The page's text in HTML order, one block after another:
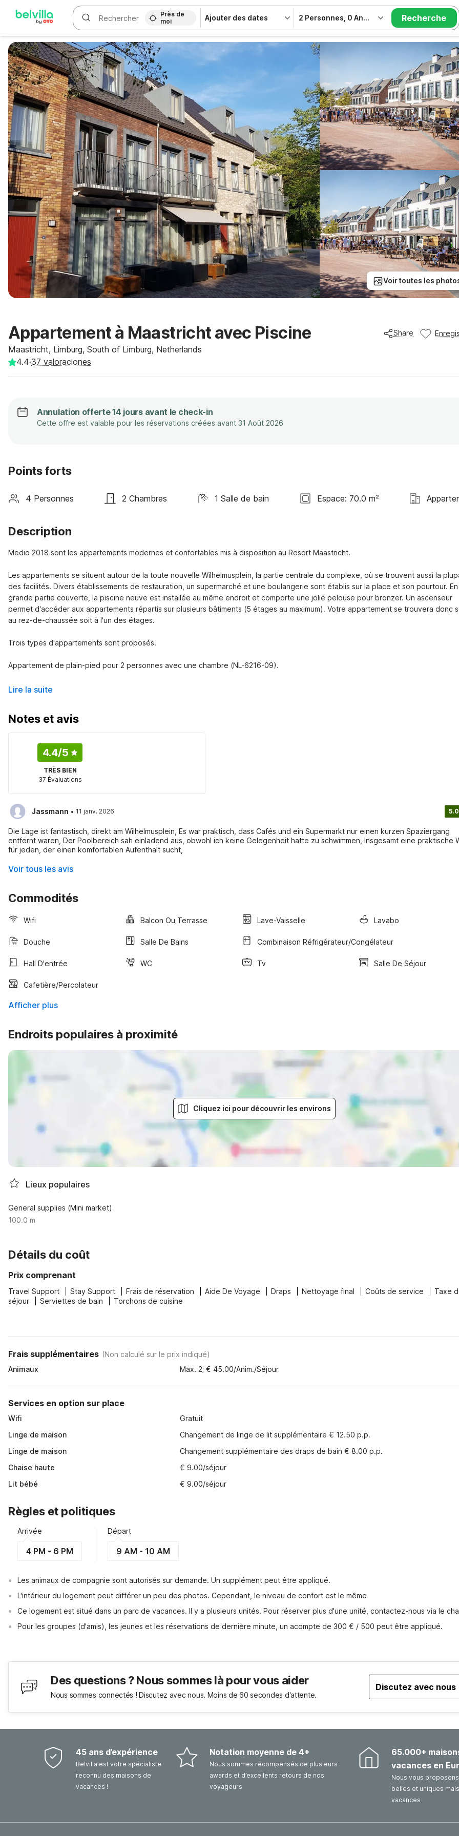
WIZARD MEMBER
Près de
moi
Ajouter des dates 2 Personnes 0 Animal Recherche
Voir toutes les
Appartement à Maastricht avec Piscine
Maastricht, Limburg, South of Limburg, Netherlands
Share
4.4·37 valoraciones
Annulation offerte 14 jours avant le check-in
Cette offre est valable pour les réservations créées avant 31 Août 2026
Points forts
4 Personnes 2 Chambres 1 Salle de bain Espace: 70.0 m²
Description
Medio 2018 sont les appartements modernes et confortables mis à disposition au Resort Maastricht.
Les appartements se situent autour de la toute nouvelle Wilhelmusplein, la partie centrale du complexe, où se trouvent aussi la
des facilités. Divers établissements de restauration, un supermarché et une boulangerie sont établis sur la place et son pourtour. En
grande partie couverte, la piscine neuve est installée au même endroit et comporte une jolie pelouse pour bronzer. Un ascenseur
permet d'accéder aux appartements répartis sur plusieurs bâtiments (5 étages au maximum). Votre appartement se trouvera donc
au rez-de-chaussée soit à l'un des étages.
Trois types d'appartements sont proposés.
Appartement de plain-pied pour 2 personnes avec une chambre (NL-6216-09).
Lire la suite
Notes et avis
4.4/5
TRÈS BIEN
37 Évaluations
Jassmann · 11 janv. 2026 5.0
Die Lage ist fantastisch, direkt am Wilhelmusplein, Es war praktisch, dass Cafés und ein Supermarkt nur einen kurzen Spaziergang
entfernt waren, Der Poolbereich sah einladend aus, obwohl ich keine Gelegenheit hatte zu schwimmen, Insgesamt eine praktische
für jeden, der einen komfortablen Aufenthalt sucht,
Voir tous les avis
Commodités
Wifi Balcon Ou Terrasse Lave-Vaisselle Lavabo
Douche Salle De Bains Combinaison Réfrigérateur/congélateur
Hall D'entrée WC Tv Salle De Séjour
Cafetière/percolateur
Afficher plus
Endroits populaires à proximité
Cliquez ici pour découvrir les environs
Lieux populaires
General supplies (Mini market)
100.0 m
Détails du coût
Prix comprenant
Travel Support Stay Support Frais de réservation Aide De Voyage Draps Nettoyage final Coûts de service
Taxe
séjour
Serviettes de bain Torchons de cuisine
Frais supplémentaires (Non calculé sur le prix indiqué)
Animaux
Max. 2; € 45.00/Anim./Séjour
Services en option sur place
Wifi
Gratuit
Linge de maison
Changement de linge de lit supplémentaire € 12.50 p.p.
Linge de maison
Changement supplémentaire des draps de bain € 8.00 p.p.
Chaise haute
€ 9.00/séjour
Lit bébé
€ 9.00/séjour
Règles et politiques
Arrivée
4 PM - 6 PM
Départ
9 AM - 10 AM
Les animaux de compagnie sont autorisés sur demande. Un supplément peut être appliqué.
L'intérieur du logement peut différer un peu des photos. Cependant, le niveau de confort est le même
Ce logement est situé dans un parc de vacances. Il y a plusieurs unités. Pour réserver plus d'une unité, contactez-nous via le
Pour les groupes (d'amis), les jeunes et les réservations de dernière minute, un acompte de 300 € / 500 peut être appliqué.
Des questions ? Nous sommes là pour vous aider
Nous sommes connectés ! Discutez avec nous. Moins de 60 secondes d'attente.
Discutez avec nous
45 ans d’expérience
Belvilla est votre spécialiste
reconnu des maisons de
vacances !
Notation moyenne de 4+
Nous sommes récompensés de plusieurs
awards et d’excellents retours de nos
voyageurs
65.000+
vacances en
Nous vous
belles et uniques
vacances